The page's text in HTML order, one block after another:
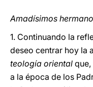
Amadísimos
1. Continuando la
deseo centrar hoy la
teología oriental
a la época de los